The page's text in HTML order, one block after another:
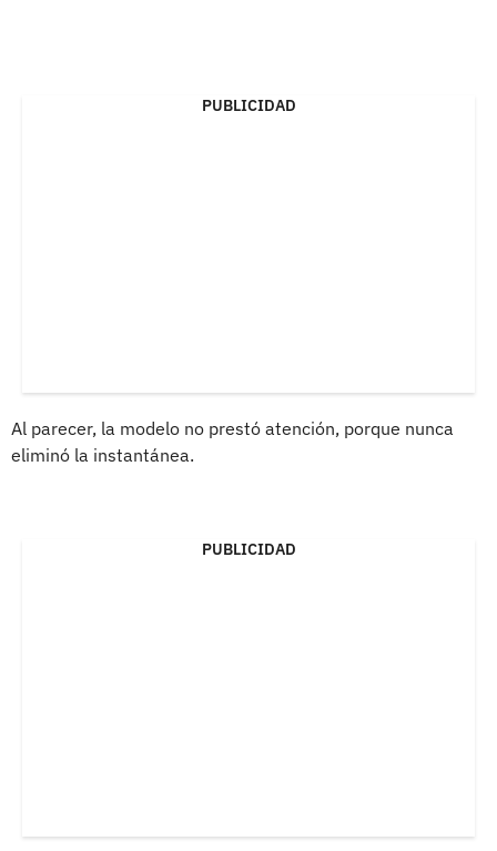
PUBLICIDAD
Al parecer, la modelo no prestó atención, porque nunca
eliminó la instantánea.
PUBLICIDAD